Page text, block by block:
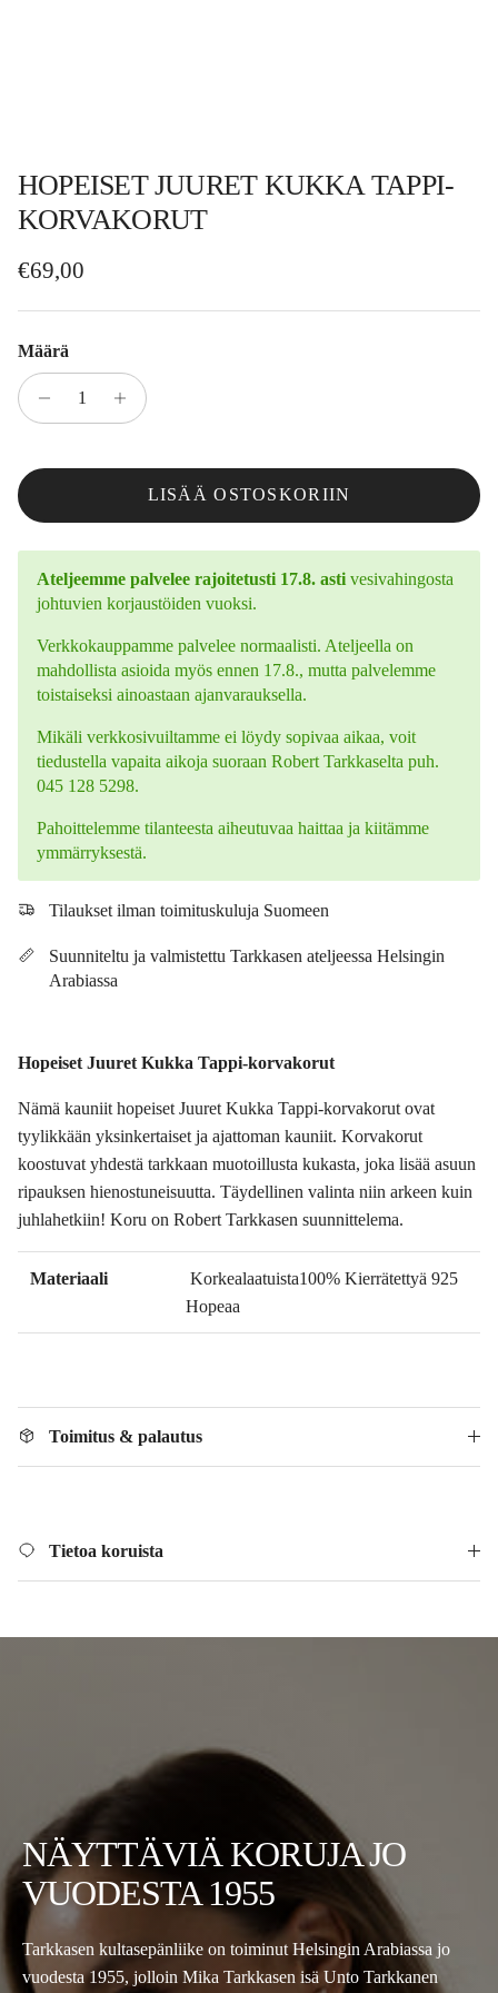
HOPEISET JUURET KUKKA TAPPI-
KORVAKORUT
Normaalihinta
€69,00
Määrä
LISÄÄ OSTOSKORIIN
Ateljeemme palvelee rajoitetusti 17.8. asti vesivahingosta
johtuvien korjaustöiden vuoksi.
Verkkokauppamme palvelee normaalisti. Ateljeella on
mahdollista asioida myös ennen 17.8., mutta palvelemme
toistaiseksi ainoastaan ajanvarauksella.
Mikäli verkkosivuiltamme ei löydy sopivaa aikaa, voit
tiedustella vapaita aikoja suoraan Robert Tarkkaselta puh.
045 128 5298.
Pahoittelemme tilanteesta aiheutuvaa haittaa ja kiitämme
ymmärryksestä.
Tilaukset ilman toimituskuluja Suomeen
Suunniteltu ja valmistettu Tarkkasen ateljeessa Helsingin
Arabiassa
Hopeiset Juuret Kukka Tappi-korvakorut
Nämä kauniit hopeiset Juuret Kukka Tappi-korvakorut ovat
tyylikkään yksinkertaiset ja ajattoman kauniit. Korvakorut
koostuvat yhdestä tarkkaan muotoillusta kukasta, joka lisää asuun
ripauksen hienostuneisuutta. Täydellinen valinta niin arkeen kuin
juhlahetkiin! Koru on Robert Tarkkasen suunnittelema.
Materiaali
Korkealaatuista100% Kierrätettyä 925
Hopeaa
Toimitus & palautus
Tietoa koruista
NÄYTTÄVIÄ KORUJA JO
VUODESTA 1955
Tarkkasen kultasepänliike on toiminut Helsingin Arabiassa jo
vuodesta 1955, jolloin Mika Tarkkasen isä Unto Tarkkanen